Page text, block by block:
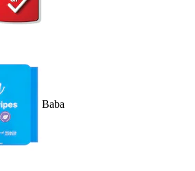
Baba